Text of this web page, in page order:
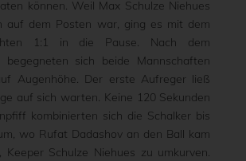
können. Weil Max Schulze Niehues
auf dem Posten war, ging es mit dem
1:1 in die Pause. Nach dem
begegneten sich beide Mannschaften
Augenhöhe. Der erste Aufreger ließ
auf sich warten. Keine 120 Sekunden
kombinierten sich die Schalker bis
wo Rufat Dadashov an den Ball kam
Keeper Schulze Niehues zu umkurven.